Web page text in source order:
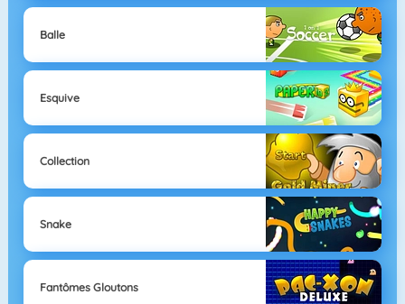
Balle
Esquive
Collection
Snake
Fantômes Gloutons